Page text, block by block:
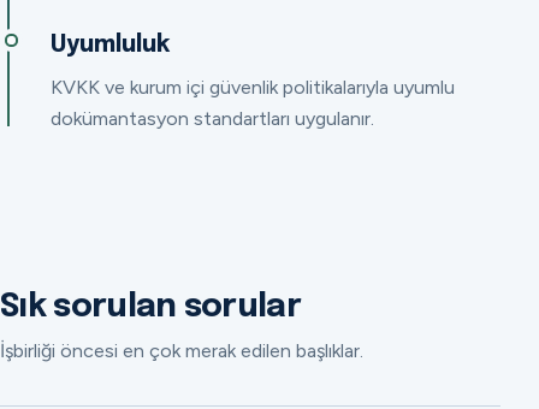
Uyumluluk
KVKK ve kurum içi güvenlik politikalarıyla uyumlu
dokümantasyon standartları uygulanır.
Sık sorulan sorular
İşbirliği öncesi en çok merak edilen başlıklar.